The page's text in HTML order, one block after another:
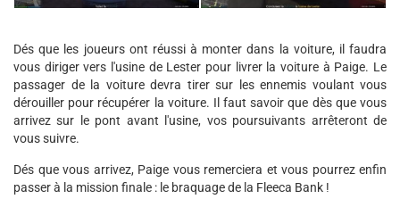
Dés que les joueurs ont réussi à monter dans la voiture, il faudra
vous diriger vers l'usine de Lester pour livrer la voiture à Paige. Le
passager de la voiture devra tirer sur les ennemis voulant vous
dérouiller pour récupérer la voiture. Il faut savoir que dès que vous
arrivez sur le pont avant l'usine, vos poursuivants arrêteront de
vous suivre.
Dés que vous arrivez, Paige vous remerciera et vous pourrez enfin
passer à la mission finale : le braquage de la Fleeca Bank !